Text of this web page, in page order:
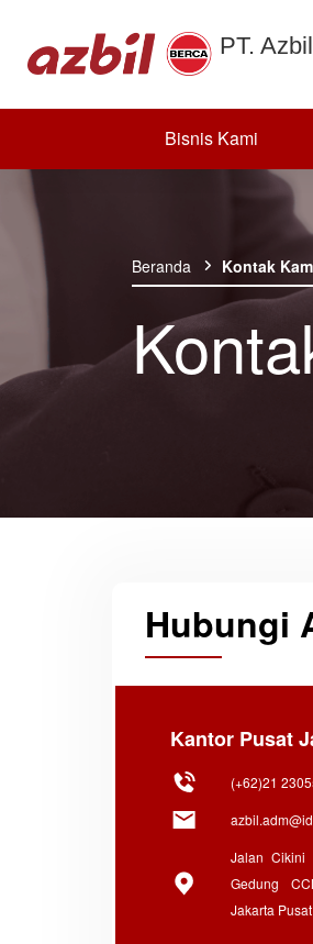
PT.
Bisnis Kami
Beranda Kontak
Hubungi
Kantor Pusat
(+62)21
Jalan Cikini
Gedung
Jakarta